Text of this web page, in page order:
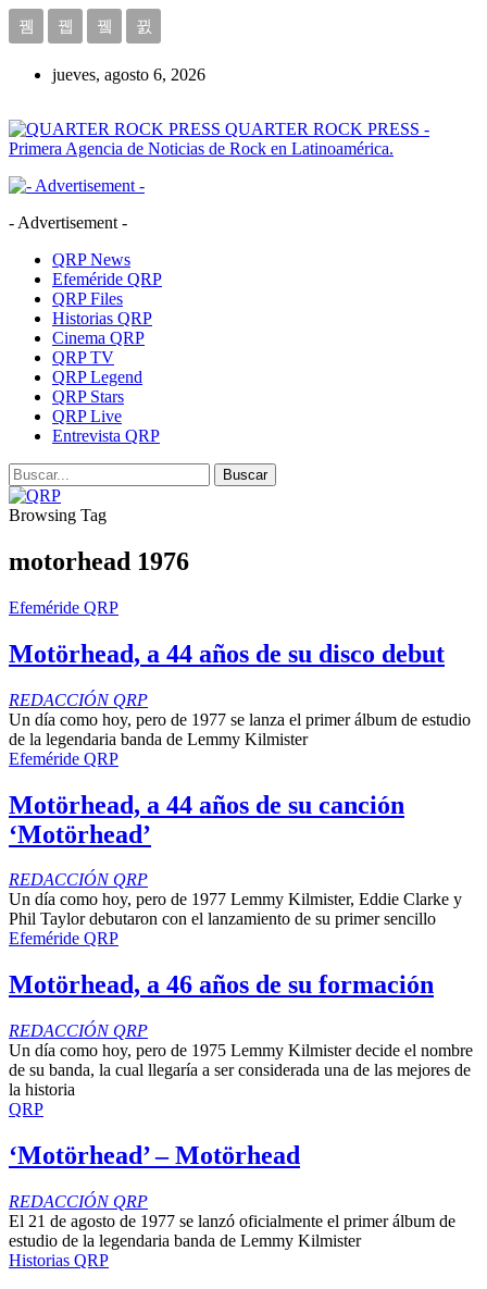
jueves, agosto 6, 2026
QUARTER ROCK PRESS -
Primera Agencia de Noticias de Rock en Latinoamérica.
- Advertisement -
QRP News
Efeméride QRP
QRP Files
Historias QRP
Cinema QRP
QRP TV
QRP Legend
QRP Stars
QRP Live
Entrevista QRP
Browsing Tag
motorhead 1976
Efeméride QRP
Motörhead, a 44 años de su disco debut
REDACCIÓN QRP
Un día como hoy, pero de 1977 se lanza el primer álbum de estudio
de la legendaria banda de Lemmy Kilmister
Efeméride QRP
Motörhead, a 44 años de su canción
‘Motörhead’
REDACCIÓN QRP
Un día como hoy, pero de 1977 Lemmy Kilmister, Eddie Clarke y
Phil Taylor debutaron con el lanzamiento de su primer sencillo
Efeméride QRP
Motörhead, a 46 años de su formación
REDACCIÓN QRP
Un día como hoy, pero de 1975 Lemmy Kilmister decide el nombre
de su banda, la cual llegaría a ser considerada una de las mejores de
la historia
QRP
‘Motörhead’ – Motörhead
REDACCIÓN QRP
El 21 de agosto de 1977 se lanzó oficialmente el primer álbum de
estudio de la legendaria banda de Lemmy Kilmister
Historias QRP